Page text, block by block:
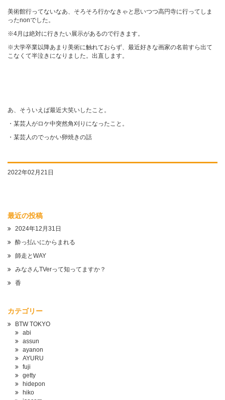
美術館行ってないなあ、そろそろ行かなきゃと思いつつ高円寺に行ってしま
ったnonでした。
※4月は絶対に行きたい展示があるので行きます。
※大学卒業以降あまり美術に触れておらず、最近好きな画家の名前すら出て
こなくて半泣きになりました。出直します。
あ、そういえば最近大笑いしたこと。
・某芸人がロケ中突然角刈りになったこと。
・某芸人のでっかい卵焼きの話
2022年02月21日
最近の投稿
2024年12月31日
酔っ払いにからまれる
師走とWAY
みなさんTVerって知ってますか？
香
カテゴリー
BTW TOKYO
abi
assun
ayanon
AYURU
fuji
getty
hidepon
hiko